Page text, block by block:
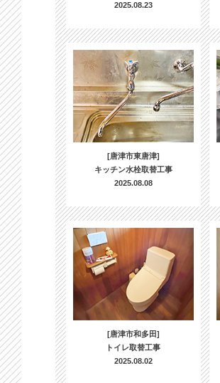
2025.08.23
[唐津市東唐津]
キッチン水栓取替工事
2025.08.08
[唐津市和多田]
トイレ取替工事
2025.08.02